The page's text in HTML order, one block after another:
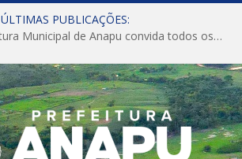
ÚLTIMAS PUBLICAÇÕES:
CONVITE A Prefeitura Municipal de Anapu convida todos os servidores públicos municipais para participarem da Audiência Pública de discussão da Lei de Diretrizes Orçamentárias (LDO), importante instrumento de planejamento das ações e investimentos da Administração Pública para o próximo exercício financeiro.